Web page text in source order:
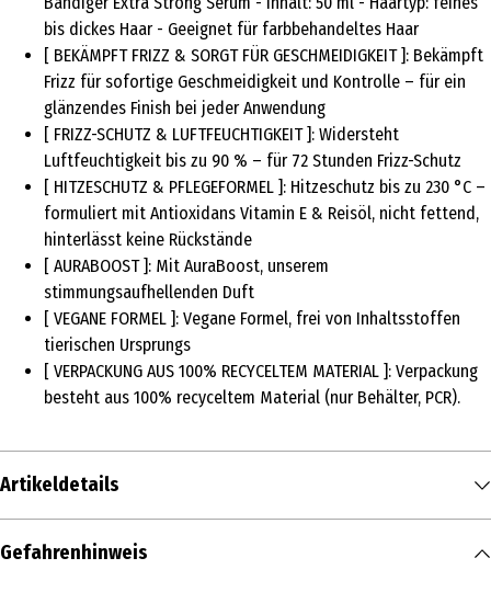
bis dickes Haar - Geeignet für farbbehandeltes Haar
[ BEKÄMPFT FRIZZ & SORGT FÜR GESCHMEIDIGKEIT ]: Bekämpft
Frizz für sofortige Geschmeidigkeit und Kontrolle – für ein
glänzendes Finish bei jeder Anwendung
[ FRIZZ-SCHUTZ & LUFTFEUCHTIGKEIT ]: Widersteht
Luftfeuchtigkeit bis zu 90 % – für 72 Stunden Frizz-Schutz
[ HITZESCHUTZ & PFLEGEFORMEL ]: Hitzeschutz bis zu 230 °C –
formuliert mit Antioxidans Vitamin E & Reisöl, nicht fettend,
hinterlässt keine Rückstände
[ AURABOOST ]: Mit AuraBoost, unserem
stimmungsaufhellenden Duft
[ VEGANE FORMEL ]: Vegane Formel, frei von Inhaltsstoffen
tierischen Ursprungs
[ VERPACKUNG AUS 100% RECYCELTEM MATERIAL ]: Verpackung
besteht aus 100% recyceltem Material (nur Behälter, PCR).
Artikeldetails
Inhalt
Gefahrenhinweis